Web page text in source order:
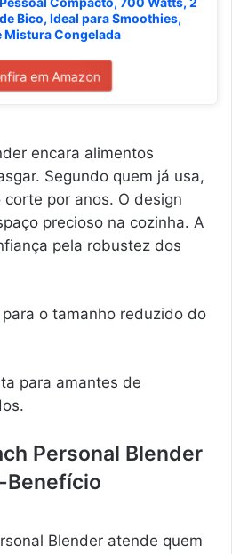
Bico, Ideal para Smoothies,
Mistura Congelada
em Amazon
encara alimentos
Segundo quem já usa,
por anos. O design
precioso na cozinha. A
pela robustez dos
o tamanho reduzido do
para amantes de
Personal Blender
Benefício
Blender atende quem